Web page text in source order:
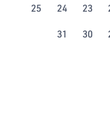
23
24
25
30
31